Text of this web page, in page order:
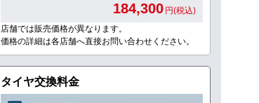
184,300 円(税込)
店舗では販売価格が異なります。
価格の詳細は各店舗へ直接お問い合わせください。
タイヤ交換料金